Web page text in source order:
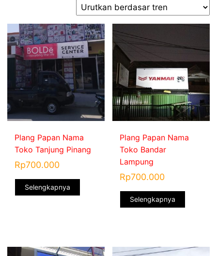
popularitas
Plang Papan Nama
Toko Tanjung Pinang
Rp700.000
Selengkapnya
Plang Papan Nama
Toko Bandar
Lampung
Rp700.000
Selengkapnya